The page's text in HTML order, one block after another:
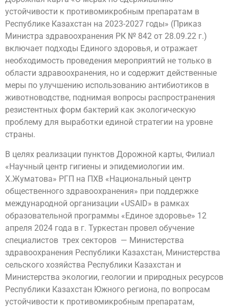
устойчивости к противомикробным препаратам в
Республике Казахстан на 2023-2027 годы» (Приказ
Министра здравоохранения РК № 842 от 28.09.22 г.)
включает подходы Единого здоровья, и отражает
необходимость проведения мероприятий не только в
области здравоохранения, но и содержит действенные
меры по улучшению использованию антибиотиков в
животноводстве, поднимая вопросы распространения
резистентных форм бактерий как экологическую
проблему для выработки единой стратегии на уровне
страны.
В целях реализации пунктов Дорожной карты, Филиал
«Научный центр гигиены и эпидемиологии им.
Х.Жуматова» РГП на ПХВ «Национальный центр
общественного здравоохранения» при поддержке
международной организации «USAID» в рамках
образовательной программы «Единое здоровье» 12
апреля 2024 года в г. Туркестан провел обучение
специалистов трех секторов — Министерства
здравоохранения Республики Казахстан, Министерства
сельского хозяйства Республики Казахстан и
Министерства экологии, геологии и природных ресурсов
Республики Казахстан Южного региона, по вопросам
устойчивости к противомикробным препаратам,